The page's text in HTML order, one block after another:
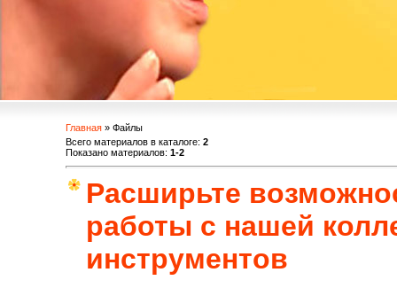
Главная » Файлы
Всего материалов в каталоге: 2
Показано материалов: 1-2
Расширьте
работы с нашей
инструментов